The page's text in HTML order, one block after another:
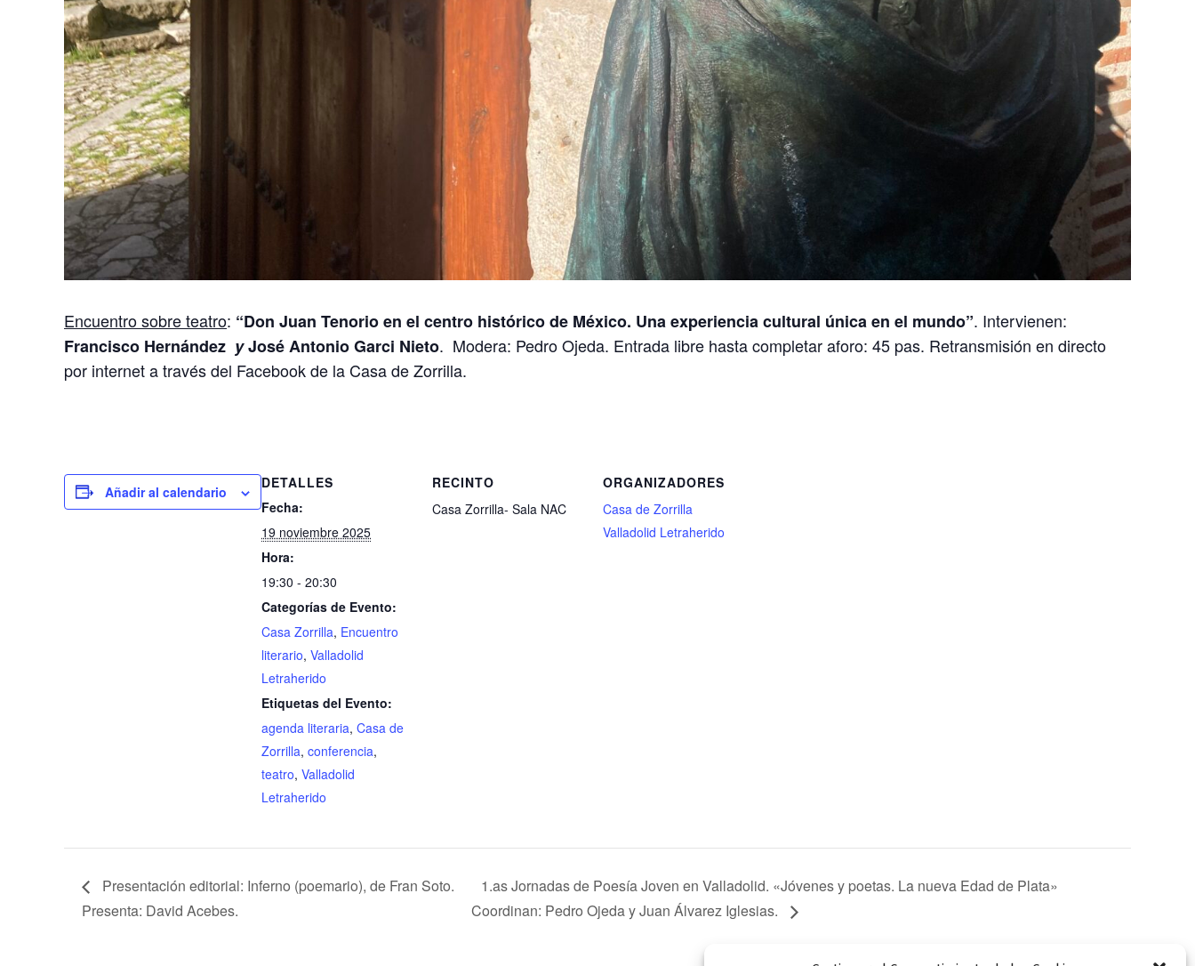
Encuentro sobre teatro: “Don Juan Tenorio en el centro histórico de México. Una experiencia cultural única en el mundo”. Intervienen:
Francisco Hernández yJosé Antonio Garci Nieto. Modera: Pedro Ojeda. Entrada libre hasta completar aforo: 45 pas. Retransmisión en directo
por internet a través del Facebook de la Casa de Zorrilla.
Añadir al calendario
DETALLES
Fecha:
19 noviembre 2025
Hora:
19:30 - 20:30
Categorías de Evento:
Casa Zorrilla, Encuentro
literario, Valladolid
Letraherido
Etiquetas del Evento:
agenda literaria, Casa de
Zorrilla, conferencia,
teatro, Valladolid
Letraherido
RECINTO
Casa Zorrilla- Sala NAC
ORGANIZADORES
Casa de Zorrilla
Valladolid Letraherido
Presentación editorial: Inferno (poemario), de Fran Soto.
Presenta: David Acebes.
1.as Jornadas de Poesía Joven en Valladolid. «Jóvenes y poetas. La nueva Edad de Plata»
Coordinan: Pedro Ojeda y Juan Álvarez Iglesias.